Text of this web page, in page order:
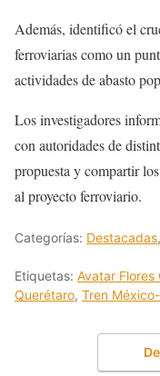
Además, identificó el
ferroviarias como un
actividades de abasto
Los investigadores
con autoridades de
propuesta y compartir
al proyecto ferroviario.
Categorías: Destacadas,
Etiquetas: Avatar Flores
Querétaro, Tren